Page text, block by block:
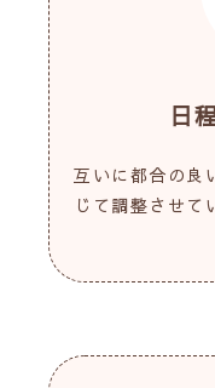
日
互いに都合の良
じて調整させて